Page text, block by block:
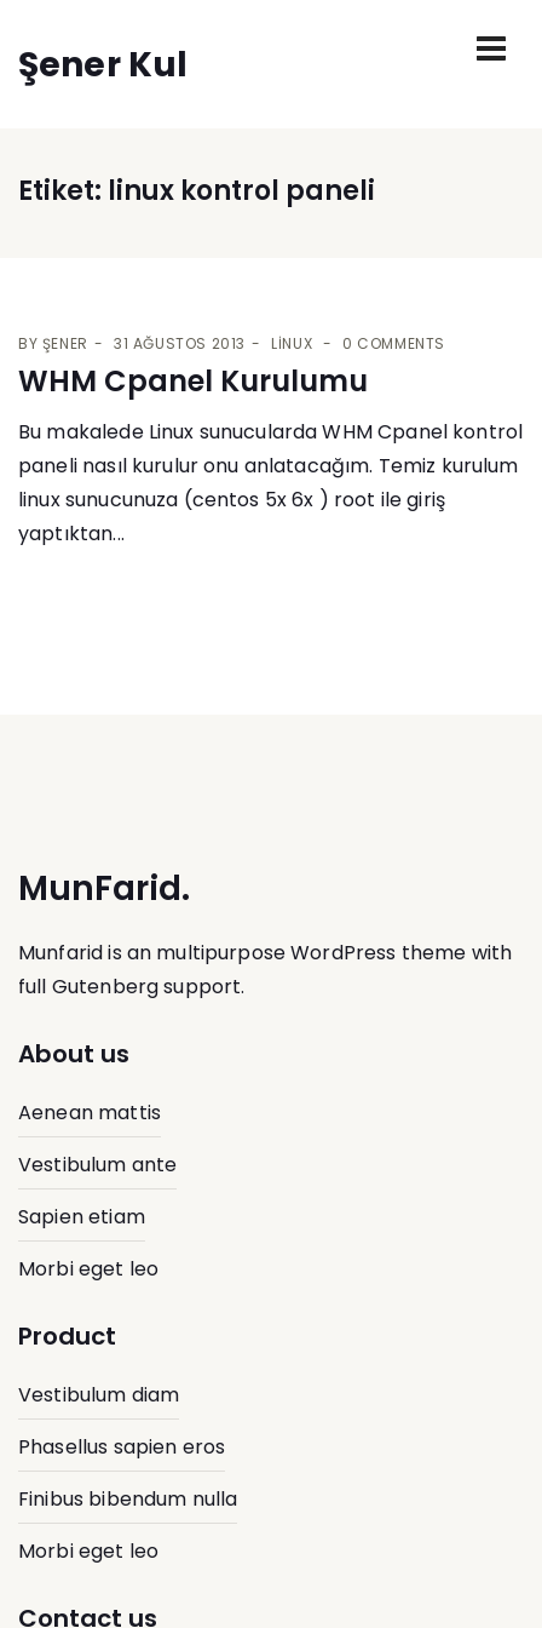
Şener Kul
Etiket: linux kontrol paneli
BY ŞENER 31 AĞUSTOS 2013 LINUX 0 COMMENTS
WHM Cpanel Kurulumu
Bu makalede Linux sunucularda WHM Cpanel kontrol
paneli nasıl kurulur onu anlatacağım. Temiz kurulum
linux sunucunuza (centos 5x 6x ) root ile giriş
yaptıktan...
MunFarid.
Munfarid is an multipurpose WordPress theme with
full Gutenberg support.
About us
Aenean mattis
Vestibulum ante
Sapien etiam
Morbi eget leo
Product
Vestibulum diam
Phasellus sapien eros
Finibus bibendum nulla
Morbi eget leo
Contact us